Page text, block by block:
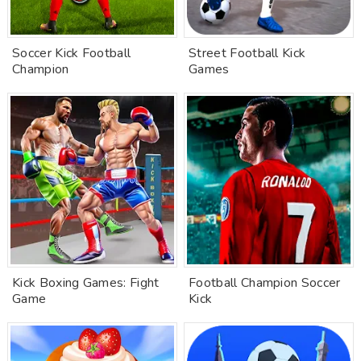
Soccer Kick Football
Champion
Street Football Kick
Games
Kick Boxing Games: Fight
Game
Football Champion Soccer
Kick